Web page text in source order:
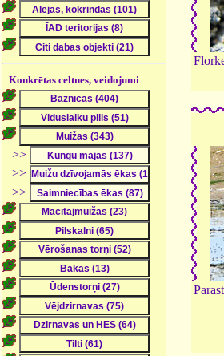
Konkrētas celtnes, veidojumi
>>
>>
>>